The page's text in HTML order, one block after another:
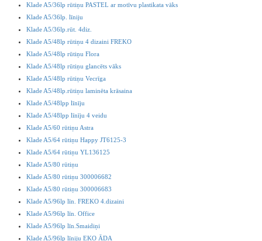
Klade A5/36lp rūtiņu PASTEL ar motīvu plastikata vāks
Klade A5/36lp. līniju
Klade A5/36lp.rūt. 4diz.
Klade A5/48lp rūtiņu 4 dizaini FREKO
Klade A5/48lp rūtiņu Flora
Klade A5/48lp rūtiņu glancēts vāks
Klade A5/48lp rūtiņu Vecrīga
Klade A5/48lp.rūtiņu laminēta krāsaina
Klade A5/48lpp līnīju
Klade A5/48lpp līnīju 4 veidu
Klade A5/60 rūtiņu Astra
Klade A5/64 rūtiņu Happy JT6125-3
Klade A5/64 rūtiņu YL136125
Klade A5/80 rūtiņu
Klade A5/80 rūtiņu 300006682
Klade A5/80 rūtiņu 300006683
Klade A5/96lp līn. FREKO 4.dizaini
Klade A5/96lp līn. Office
Klade A5/96lp līn.Smaidiņi
Klade A5/96lp līniju EKO ĀDA